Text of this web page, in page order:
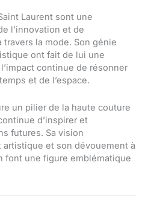
Laurent sont une
l’innovation et de
travers la mode. Son génie
ont fait de lui une
continue de résonner
et de l’espace.
un pilier de la haute couture
d’inspirer et
futures. Sa vision
et son dévouement à
font une figure emblématique